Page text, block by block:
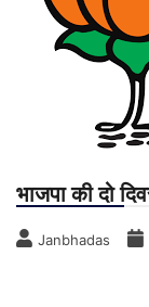
भाजपा की दो
Janbhadas